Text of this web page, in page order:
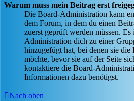
Warum muss mein Beitrag erst
Die Board-Administration kann
dem Forum, in dem du einen
zuerst geprüft werden müssen.
Administration dich zu einer
hinzugefügt hat, bei denen sie die
möchte, bevor sie auf der Seite
kontaktiere die Board-
Informationen dazu benötigst.
Nach oben